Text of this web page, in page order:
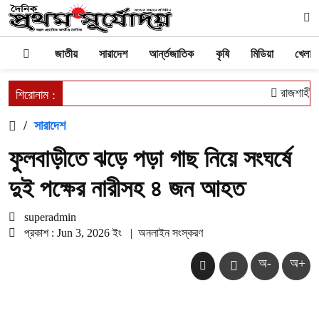
জাতীয় সারাদেশ আর্ন্তজাতিক কৃষি মিডিয়া
শিরোনাম :
/ সারাদেশ
ফুলবাড়ীতে ঝড়ে পড়া গাছ নিয়ে সংঘর্ষে
দুই পক্ষের নারীসহ ৪ জন আহত
superadmin
প্রকাশ : Jun 3, 2026 ইং
| অনলাইন সংস্করণ
অ- অ+